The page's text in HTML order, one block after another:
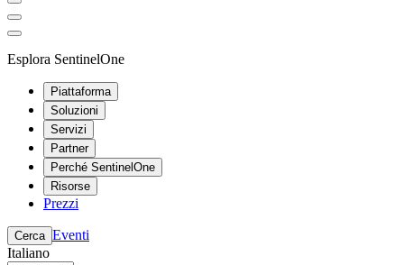
Esplora SentinelOne
Piattaforma
Soluzioni
Servizi
Partner
Perché SentinelOne
Risorse
Prezzi
Cerca Eventi
Italiano